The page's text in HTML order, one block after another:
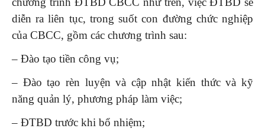
diễn ra liên tục, trong suốt con đường chức nghiệp
của CBCC, gồm các chương trình sau:
– Đào tạo tiền công vụ;
– Đào tạo rèn luyện và cập nhật kiến thức và kỹ
năng quản lý, phương pháp làm việc;
– ĐTBD trước khi bổ nhiệm;